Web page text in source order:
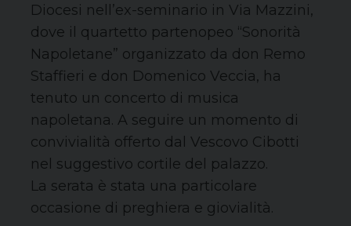
Diocesi nell’ex-seminario in Via Mazzini,
dove il quartetto partenopeo “Sonorità
Napoletane” organizzato da don Remo
Staffieri e don Domenico Veccia, ha
tenuto un concerto di musica
napoletana. A seguire un momento di
convivialità offerto dal Vescovo Cibotti
nel suggestivo cortile del palazzo.
La serata è stata una particolare
occasione di preghiera e giovialità.